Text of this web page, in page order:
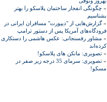
» چگونگی انفجار ساختمان پلاسکو را بهتر
بشناسیم
»گزارش‌هایی از "دیپورت" مسافران ایرانی در
فرودگاه‌های آمریکا پس از دستور ترامپ
» مشاور رفسنجانی: عکس هاشمی را دستکاری
کرده‌اند
» تصویری: مانکن های پلاسکو!
»
تصویری: سرمای 35 درجه زیر صفر در
مسکو!